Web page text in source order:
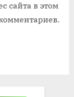
сайта в этом